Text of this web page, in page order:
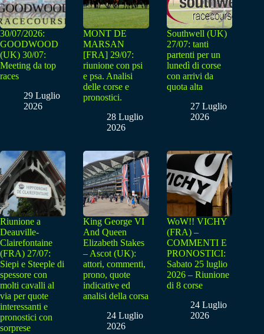
30/07/2026:
GOODWOOD
(UK) 30/07:
Meeting da top
races
29 Luglio
2026
MONT DE
MARSAN
[FRA] 29/07:
riunione con psi
e psa. Analisi
delle corse e
pronostici.
28 Luglio
2026
Southwell (UK)
27/07: tanti
partenti per un
lunedì di corse
con arrivi da
quota alta
27 Luglio
2026
Riunione a
Deauville-
Clairefontaine
(FRA) 27/07:
Siepi e Steeple di
spessore con
molti cavalli al
via per quote
interessanti e
pronostici con
sorprese
King George VI
And Queen
Elizabeth Stakes
– Ascot (UK):
attori, commenti,
prono, quote
indicative ed
analisi della corsa
24 Luglio
2026
WoW!! VICHY
(FRA) –
COMMENTI E
PRONOSTICI:
Sabato 25 luglio
2026 – Riunione
di 8 corse
24 Luglio
2026